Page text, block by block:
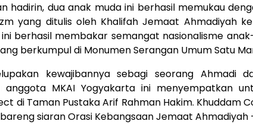
hadirin, dua anak muda ini berhasil memukau
yang ditulis oleh Khalifah Jemaat Ahmadiyah
berhasil membakar semangat nasionalisme
berkumpul di Monumen Serangan Umum Satu
kewajibannya sebagi seorang Ahmadi
anggota MKAI Yogyakarta ini menyempatkan
di Taman Pustaka Arif Rahman Hakim. Khuddam
siaran Orasi Kebangsaan Jemaat Ahmadiyah